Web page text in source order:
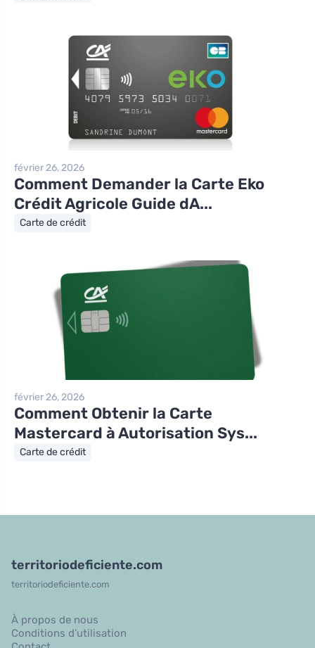
février 26, 2026
Comment Demander la Carte Eko
Crédit Agricole Guide dA...
Carte de crédit
février 26, 2026
Comment Obtenir la Carte
Mastercard à Autorisation Sys...
Carte de crédit
territoriodeficiente.com
territoriodeficiente.com
À propos de nous
Conditions d’utilisation